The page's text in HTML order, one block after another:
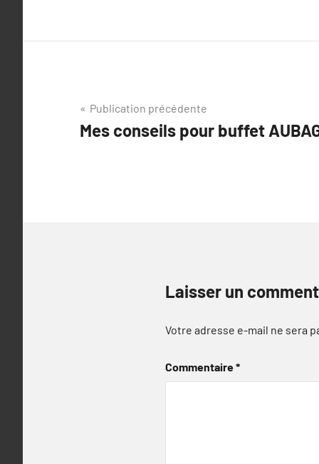
Navigation
de
Publication précédente
Mes conseils pour buffet
Laisser un
Votre adresse e-mail ne sera
Commentaire*